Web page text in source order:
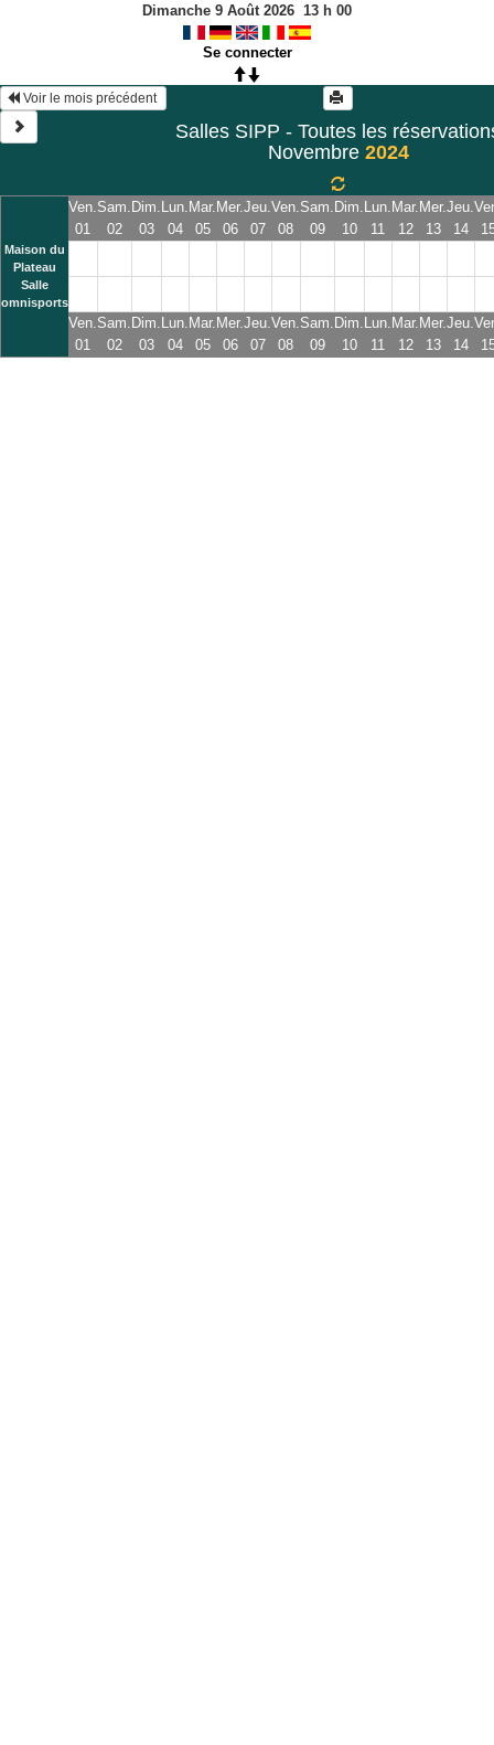
Dimanche 9 Août 2026 13 h 00
Se connecter
Voir le mois précédent
Salles SIPP - Toutes les
Novembre 2024
Ven.
01
Sam.
02
Dim.
03
Lun.
04
Mar.
05
Mer.
06
Jeu.
07
Ven.
08
Sam.
09
Dim.
10
Lun.
11
Mar.
12
Mer.
13
Jeu.
14
Ven.
01
Sam.
02
Dim.
03
Lun.
04
Mar.
05
Mer.
06
Jeu.
07
Ven.
08
Sam.
09
Dim.
10
Lun.
11
Mar.
12
Mer.
13
Jeu.
14
Maison du
Plateau
Salle
omnisports